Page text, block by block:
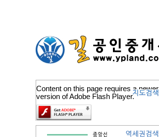
Content on this page requires a newer
version of Adobe Flash Player.